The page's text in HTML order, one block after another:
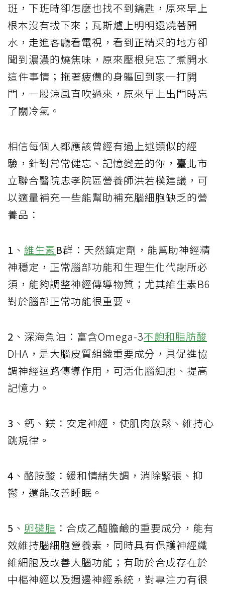
班，下班時卻怎麼也找不到鑰匙，原來早上
根本沒有拔下來；瓦斯爐上明明還燒著開
水，走進客廳看電視，看到正精采的地方卻
聞到濃濃的燒焦味，原來壓根兒忘了煮開水
這件事情；拖著疲憊的身軀回到家一打開
門，一股涼風直吹過來，原來早上出門時忘
了關冷氣。
相信每個人都應該曾經有過上述類似的經
驗 ， 針對常常健忘、記憶變差的你， 臺北市
立聯合醫院忠孝院區營養師洪若樸建議，可
以適量補充一些能幫助補充腦細胞缺乏的營
養品：
1 、 維生素B群： 天然鎮定劑，能幫助神經精
神穩定，正常腦部功能和生理生化代謝所必
須，能夠調整神經傳導物質；尤其維生素B6
對於腦部正常功能很重要。
2 、深海魚油： 富含Omega-3不飽和脂肪酸
DHA ，是大腦皮質組織重要成分，具促進協
調神經迴路傳導作用，可活化腦細胞、提高
記憶力。
3 、鈣、鎂： 安定神經，使肌肉放鬆、維持心
跳規律。
4 、酪胺酸： 緩和情緒失調，消除緊張、抑
鬱，還能改善睡眠。
5 、 卵磷脂 ： 合成乙醯膽鹼的重要成分，能有
效維持腦細胞營養素，同時具有保護神經纖
維細胞及改善大腦功能；有助於合成存在於
中樞神經以及週邊神經系統，對專注力有很